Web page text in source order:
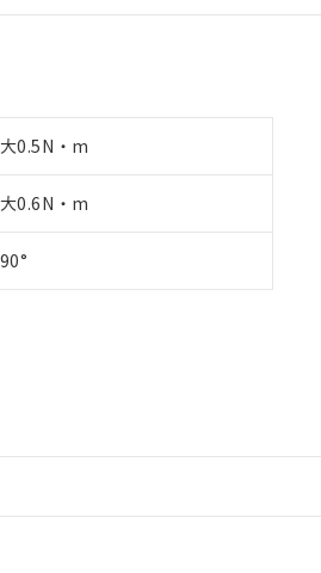
0.5N・m
0.6N・m